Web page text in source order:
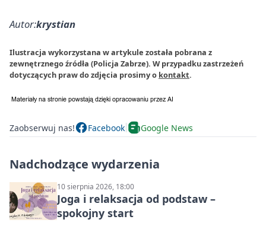
Autor:krystian
Ilustracja wykorzystana w artykule została pobrana z
zewnętrznego źródła (Policja Zabrze). W przypadku zastrzeżeń
dotyczących praw do zdjęcia prosimy o kontakt.
Zaobserwuj nas! Facebook Google News
Nadchodzące wydarzenia
10 sierpnia 2026, 18:00
Joga i relaksacja od podstaw –
spokojny start